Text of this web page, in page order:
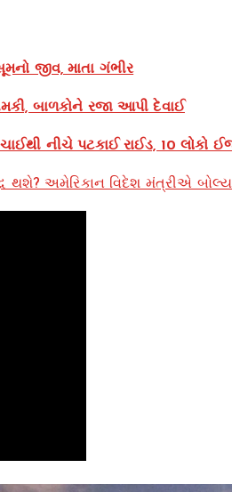
જીવ, માતા ગંભીર
બાળકોને રજા આપી દેવાઈ
નીચે પટકાઈ રાઈડ, 10
થશે? અમેરિકાન વિદેશ મંત્રીએ